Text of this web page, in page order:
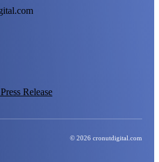
Release
© 2026 cronutdigital.com